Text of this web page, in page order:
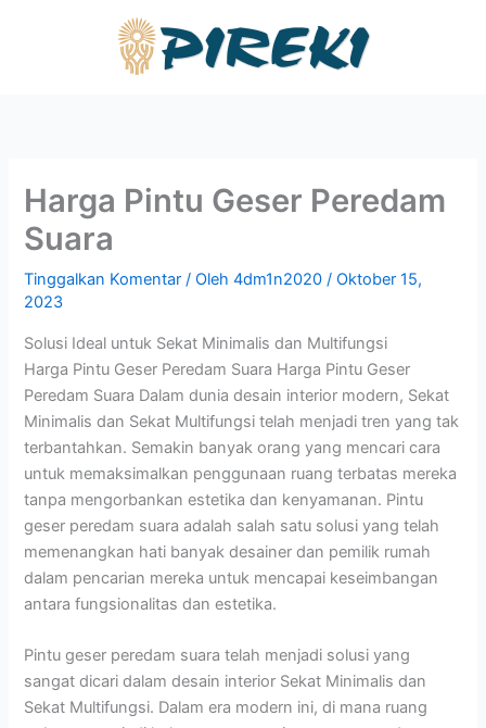
Harga Pintu Geser Peredam
Suara
Tinggalkan Komentar / Oleh4dm1n2020/Oktober 15,
2023
Solusi Ideal untuk Sekat Minimalis dan Multifungsi
Harga Pintu Geser Peredam Suara Harga Pintu Geser
Peredam Suara Dalam dunia desain interior modern, Sekat
Minimalis dan Sekat Multifungsi telah menjadi tren yang tak
terbantahkan. Semakin banyak orang yang mencari cara
untuk memaksimalkan penggunaan ruang terbatas mereka
tanpa mengorbankan estetika dan kenyamanan. Pintu
geser peredam suara adalah salah satu solusi yang telah
memenangkan hati banyak desainer dan pemilik rumah
dalam pencarian mereka untuk mencapai keseimbangan
antara fungsionalitas dan estetika.
Pintu geser peredam suara telah menjadi solusi yang
sangat dicari dalam desain interior Sekat Minimalis dan
Sekat Multifungsi. Dalam era modern ini, di mana ruang